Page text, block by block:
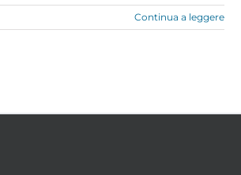
Continua a leggere